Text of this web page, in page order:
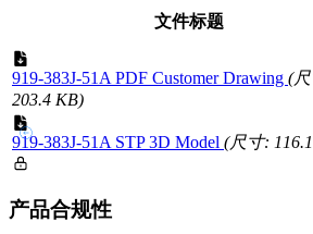
文件标题
919-383J-51A PDF Customer Drawing (
203.4 KB)
919-383J-51A STP 3D Model (尺寸:
产品合规性